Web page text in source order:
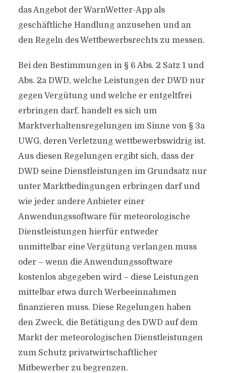
das Angebot der WarnWetter-App als
geschäftliche Handlung anzusehen und an
den Regeln des Wettbewerbsrechts zu messen.
Bei den Bestimmungen in § 6 Abs. 2 Satz 1 und
Abs. 2a DWD, welche Leistungen der DWD nur
gegen Vergütung und welche er entgeltfrei
erbringen darf, handelt es sich um
Marktverhaltensregelungen im Sinne von § 3a
UWG, deren Verletzung wettbewerbswidrig ist.
Aus diesen Regelungen ergibt sich, dass der
DWD seine Dienstleistungen im Grundsatz nur
unter Marktbedingungen erbringen darf und
wie jeder andere Anbieter einer
Anwendungssoftware für meteorologische
Dienstleistungen hierfür entweder
unmittelbar eine Vergütung verlangen muss
oder – wenn die Anwendungssoftware
kostenlos abgegeben wird – diese Leistungen
mittelbar etwa durch Werbeeinnahmen
finanzieren muss. Diese Regelungen haben
den Zweck, die Betätigung des DWD auf dem
Markt der meteorologischen Dienstleistungen
zum Schutz privatwirtschaftlicher
Mitbewerber zu begrenzen.